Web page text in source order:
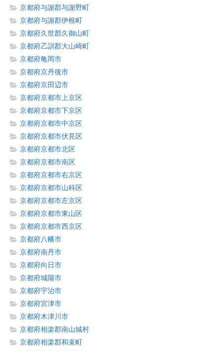
京都府与謝郡与謝野町
京都府与謝郡伊根町
京都府久世郡久御山町
京都府乙訓郡大山崎町
京都府亀岡市
京都府京丹後市
京都府京田辺市
京都府京都市上京区
京都府京都市下京区
京都府京都市中京区
京都府京都市伏見区
京都府京都市北区
京都府京都市南区
京都府京都市右京区
京都府京都市山科区
京都府京都市左京区
京都府京都市東山区
京都府京都市西京区
京都府八幡市
京都府南丹市
京都府向日市
京都府城陽市
京都府宇治市
京都府宮津市
京都府木津川市
京都府相楽郡南山城村
京都府相楽郡和束町